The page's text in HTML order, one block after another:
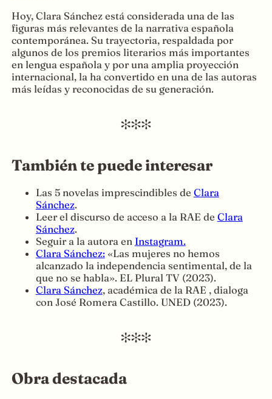
Hoy, Clara Sánchez está considerada una de las
figuras más relevantes de la narrativa española
contemporánea. Su trayectoria, respaldada por
algunos de los premios literarios más importantes
en lengua española y por una amplia proyección
internacional, la ha convertido en una de las autoras
más leídas y reconocidas de su generación.
También te puede interesar
Las 5 novelas imprescindibles de Clara
Sánchez.
Leer el discurso de acceso a la RAE de Clara
Sánchez.
Seguir a la autora en Instagram.
Clara Sánchez:«Las mujeres no hemos
alcanzado la independencia sentimental, de la
que no se habla». EL Plural TV (2023).
Clara Sánchez, académica de la RAE , dialoga
con José Romera Castillo. UNED (2023).
Obra destacada